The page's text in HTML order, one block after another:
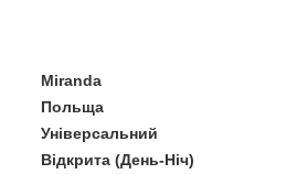
Miranda
Польща
Універсальний
Відкрита (День-Ніч)